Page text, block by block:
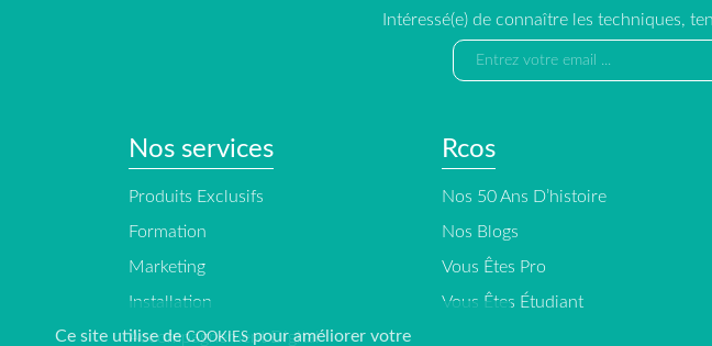
Ce site utilise deCOOKIESpour améliorer votre
Intéressé(e) de connaître les techniques,
Nos services
Produits Exclusifs
Formation
Marketing
Installation
Accompagnement Digital
Rcos
Nos 50 Ans D’histoire
Nos Blogs
Vous Êtes Pro
Vous Êtes Étudiant